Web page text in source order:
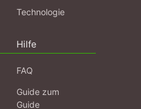
Technologie
Hilfe
FAQ
Guide zum
Guide